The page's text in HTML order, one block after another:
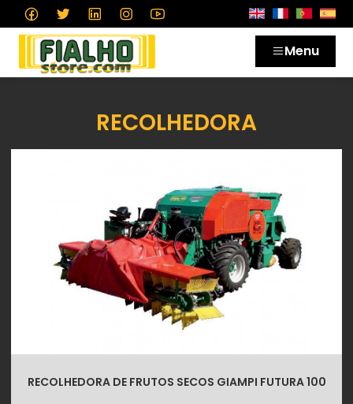
Menu
RECOLHEDORA
RECOLHEDORA DE FRUTOS SECOS GIAMPI FUTURA 100